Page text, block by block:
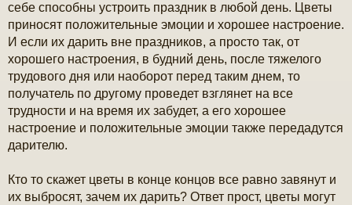
е
н
и
е
себе способны устроить праздник в любой день. Цветы
приносят положительные эмоции и хорошее настроение.
И если их дарить вне праздников, а просто так, от
хорошего настроения, в будний день, после тяжелого
трудового дня или наоборот перед таким днем, то
получатель по другому проведет взглянет на все
трудности и на время их забудет, а его хорошее
настроение и положительные эмоции также передадутся
дарителю.
Кто то скажет цветы в конце концов все равно завянут и
их выбросят, зачем их дарить? Ответ прост, цветы могут